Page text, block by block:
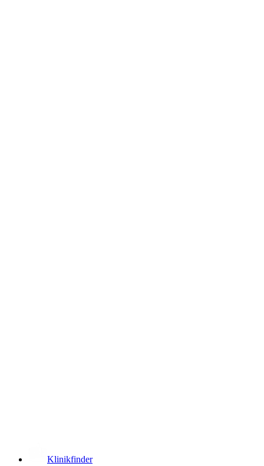
Klinikfinder